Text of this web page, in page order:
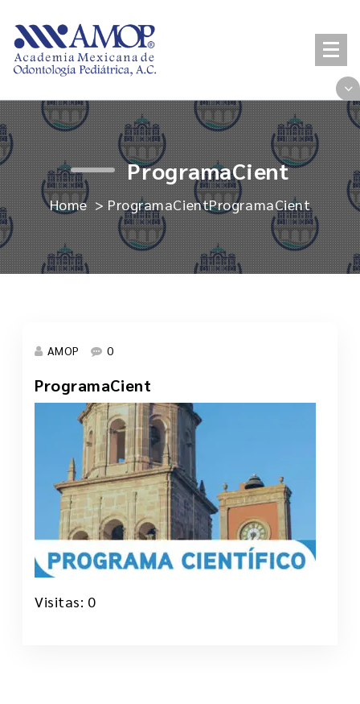
content
ProgramaCient
Home>ProgramaCientProgramaCient
14 May, 2026
AMOP 0
ProgramaCient
Visitas: 0